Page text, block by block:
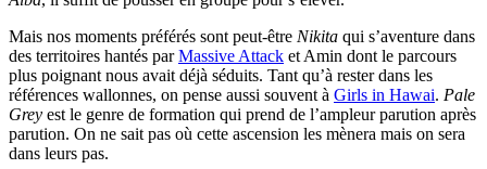
Mais nos moments préférés sont peut-être Nikita qui s’aventure dans
des territoires hantés parMassive Attack et Amin dont le parcours
plus poignant nous avait déjà séduits. Tant qu’à rester dans les
références wallonnes, on pense aussi souvent à Girls in Hawai. Pale
Grey est le genre de formation qui prend de l’ampleur parution après
parution. On ne sait pas où cette ascension les mènera mais on sera
dans leurs pas.